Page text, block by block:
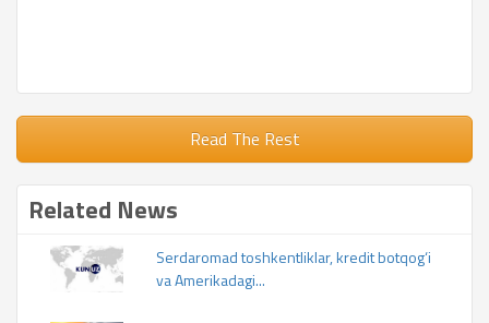
Read The Rest
Related News
Serdaromad toshkentliklar, kredit botqog‘i
va Amerikadagi...